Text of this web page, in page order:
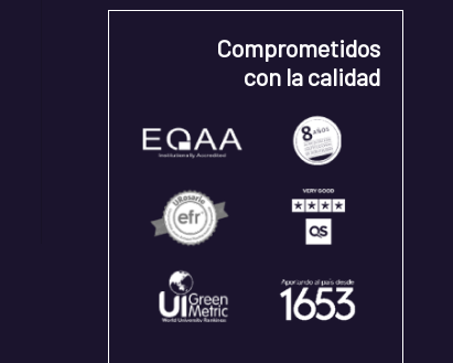
Comprometidos
con la calidad